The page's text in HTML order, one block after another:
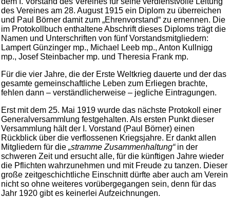
des Vereines am 28. August 1915 ein Diplom zu überreichen
und Paul Börner damit zum „Ehrenvorstand“ zu ernennen. Die
im Protokollbuch enthaltene Abschrift dieses Diploms trägt die
Namen und Unterschriften von fünf Vorstandsmitgliedern:
Lampert Günzinger mp., Michael Leeb mp., Anton Kullnigg
mp., Josef Steinbacher mp. und Theresia Frank mp.
Für die vier Jahre, die der Erste Weltkrieg dauerte und der das
gesamte gemeinschaftliche Leben zum Erliegen brachte,
fehlen dann – verständlicherweise – jegliche Eintragungen.
Erst mit dem 25. Mai 1919 wurde das nächste Protokoll einer
Generalversammlung festgehalten. Als ersten Punkt dieser
Versammlung hält der I. Vorstand (Paul Börner) einen
Rückblick über die verflossenen Kriegsjahre. Er dankt allen
Mitgliedern für die „stramme Zusammenhaltung“in der
schweren Zeit und ersucht alle, für die künftigen Jahre wieder
die Pflichten wahrzunehmen und mit Freude zu tanzen. Dieser
große zeitgeschichtliche Einschnitt dürfte aber auch am Verein
nicht so ohne weiteres vorübergegangen sein, denn für das
Jahr 1920 gibt es keinerlei Aufzeichnungen.